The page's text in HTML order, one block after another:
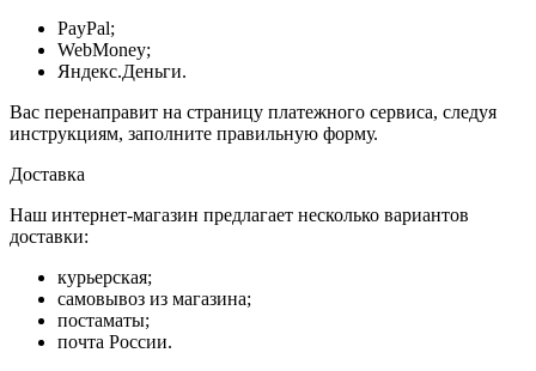
PayPal;
WebMoney;
Яндекс.Деньги.
Вас перенаправит на страницу платежного сервиса, следуя
инструкциям, заполните правильную форму.
Доставка
Наш интернет-магазин предлагает несколько вариантов
доставки:
курьерская;
самовывоз из магазина;
постаматы;
почта России.